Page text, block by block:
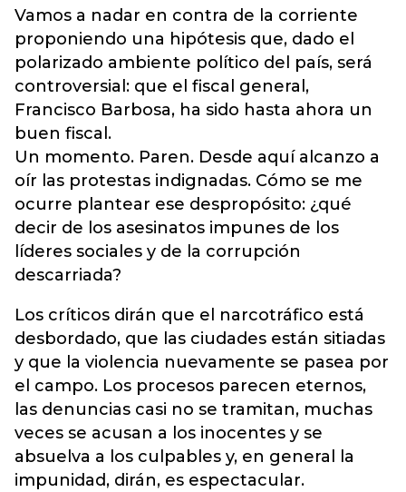
Vamos a nadar en contra de la corriente
proponiendo una hipótesis que, dado el
polarizado ambiente político del país, será
controversial: que el fiscal general,
Francisco Barbosa, ha sido hasta ahora un
buen fiscal.
Un momento. Paren. Desde aquí alcanzo a
oír las protestas indignadas. Cómo se me
ocurre plantear ese despropósito: ¿qué
decir de los asesinatos impunes de los
líderes sociales y de la corrupción
descarriada?
Los críticos dirán que el narcotráfico está
desbordado, que las ciudades están sitiadas
y que la violencia nuevamente se pasea por
el campo. Los procesos parecen eternos,
las denuncias casi no se tramitan, muchas
veces se acusan a los inocentes y se
absuelva a los culpables y, en general la
impunidad, dirán, es espectacular.